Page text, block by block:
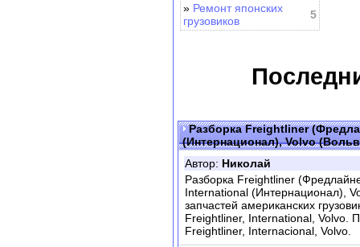
» Ремонт японских
грузовиков
5
Разборка Freightliner
(Интернационал), Volvo
Автор: Николай
Разборка Freightliner
International (Интернационал),
запчастей американских
Freightliner, International, Volvo.
Freightliner, Internacional, Volvo.